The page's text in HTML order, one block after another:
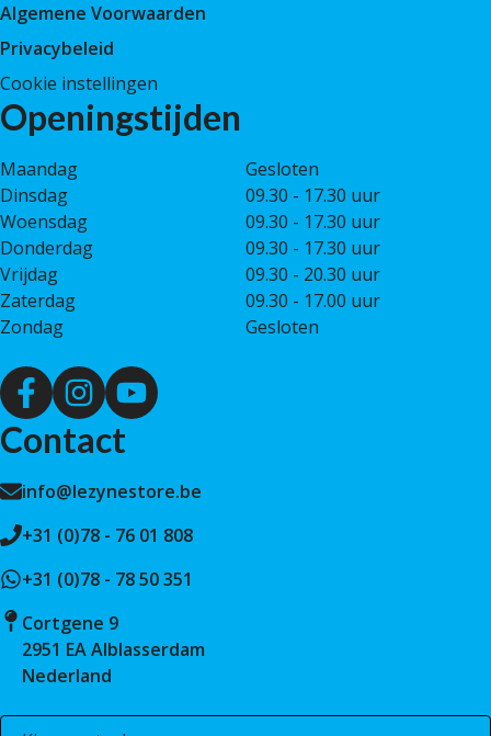
Algemene Voorwaarden
Privacybeleid
Cookie instellingen
Openingstijden
Maandag
Gesloten
Dinsdag
09.30 - 17.30 uur
Woensdag
09.30 - 17.30 uur
Donderdag
09.30 - 17.30 uur
Vrijdag
09.30 - 20.30 uur
Zaterdag
09.30 - 17.00 uur
Zondag
Gesloten
Contact
info@lezynestore.be
+31 (0)78 - 76 01 808
+31 (0)78 - 78 50 351
Cortgene 9
2951 EA Alblasserdam
Nederland